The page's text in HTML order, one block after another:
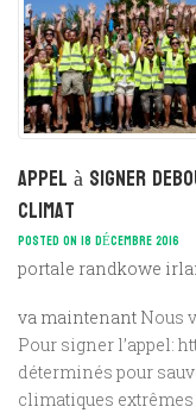
Appel à signer
climat
POSTED ON 18 DÉCEMBRE 2016
portale randkowe
va maintenant Nous
Pour signer l’appel:
déterminés pour
climatiques